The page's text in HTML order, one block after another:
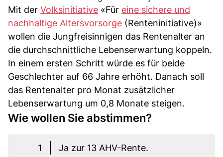
Mit der Volksinitiative «Für eine sichere und
nachhaltige Altersvorsorge (Renteninitiative)»
wollen die Jungfreisinnigen das Rentenalter an
die durchschnittliche Lebenserwartung koppeln.
In einem ersten Schritt würde es für beide
Geschlechter auf 66 Jahre erhöht. Danach soll
das Rentenalter pro Monat zusätzlicher
Lebenserwartung um 0,8 Monate steigen.
Wie wollen Sie abstimmen?
1 Ja zur 13 AHV-Rente.